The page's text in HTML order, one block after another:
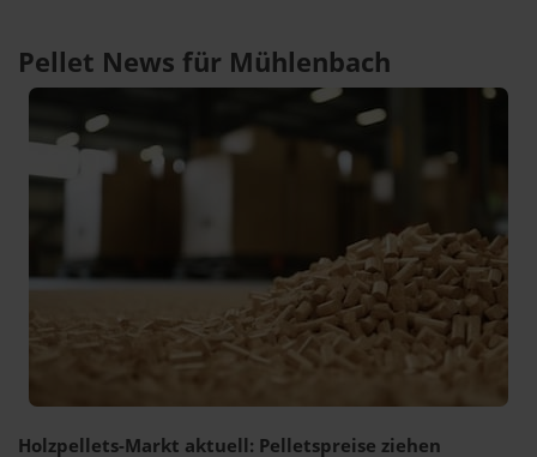
Pellet News für Mühlenbach
Holzpellets-Markt aktuell: Pelletspreise ziehen